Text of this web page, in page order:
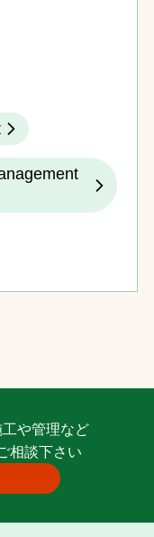
や管理など
相談下さい